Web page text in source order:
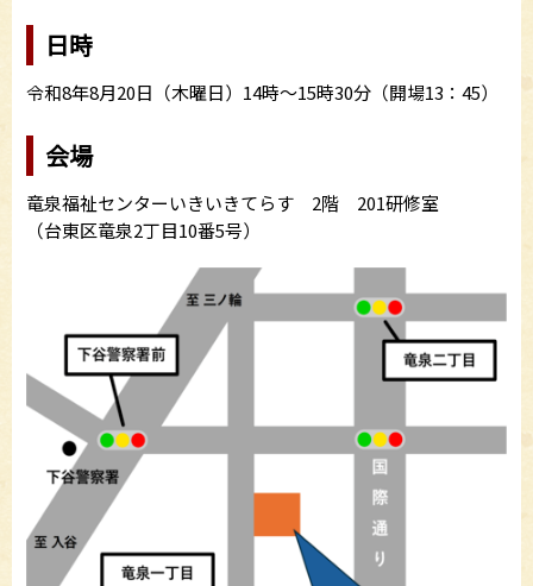
日時
令和8年8月20日（木曜日）14時～15時30分（開場13：45）
会場
竜泉福祉センターいきいきてらす 2階 201研修室
（台東区竜泉2丁目10番5号）